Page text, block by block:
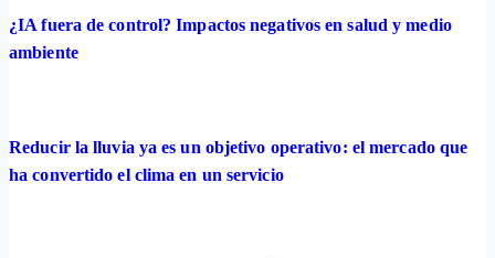
¿IA fuera de control? Impactos negativos en salud y medio
ambiente
Reducir la lluvia ya es un objetivo operativo: el mercado que
ha convertido el clima en un servicio